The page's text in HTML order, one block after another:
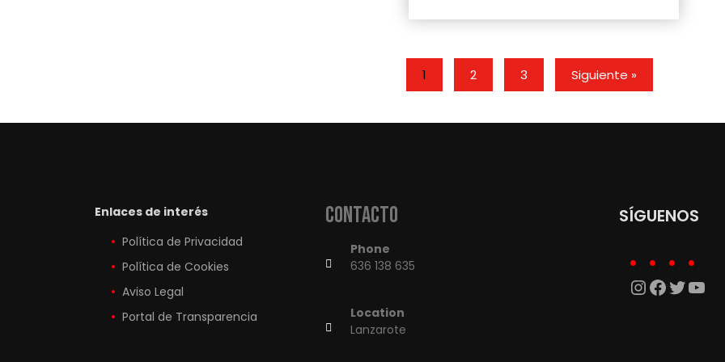
1 2 3 Siguiente »
Enlaces de interés
Política de Privacidad
Política de Cookies
Aviso Legal
Portal de Transparencia
Contacto
Phone
636 138 635
Location
Lanzarote
SÍGUENOS
Instagram
Twitter